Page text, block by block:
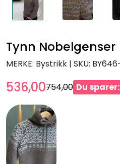
Tynn Nobelgenser
MERKE: Bystrikk | SKU:
536,00754,00 Du